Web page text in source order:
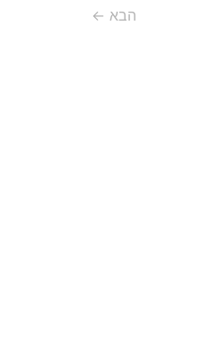
הבא ←